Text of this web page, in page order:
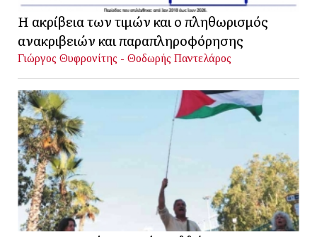
Η ακρίβεια των τιμών και ο πληθωρισμός
ανακριβειών και παραπληροφόρησης
Γιώργος Θυφρονίτης - Θοδωρής Παντελάρος